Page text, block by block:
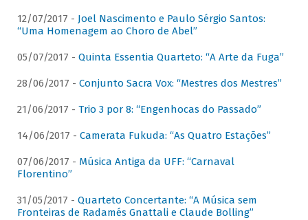
12/07/2017 - Joel Nascimento e Paulo Sérgio Santos:
“Uma Homenagem ao Choro de Abel”
05/07/2017 - Quinta Essentia Quarteto: “A Arte da Fuga”
28/06/2017 - Conjunto Sacra Vox: “Mestres dos Mestres”
21/06/2017 - Trio 3 por 8: “Engenhocas do Passado”
14/06/2017 - Camerata Fukuda: “As Quatro Estações”
07/06/2017 - Música Antiga da UFF: “Carnaval
Florentino”
31/05/2017 - Quarteto Concertante: “A Música sem
Fronteiras de Radamés Gnattali e Claude Bolling”